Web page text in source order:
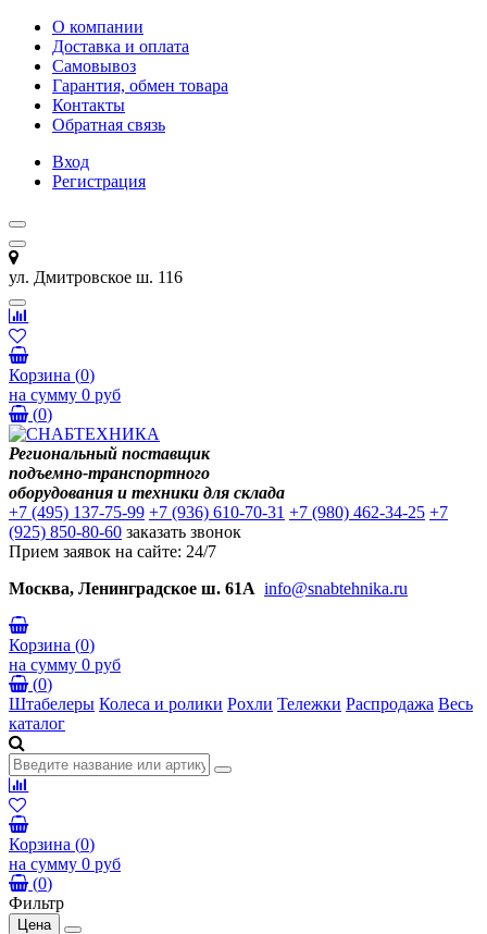
О компании
Доставка и оплата
Самовывоз
Гарантия, обмен товара
Контакты
Обратная связь
Вход
Регистрация
ул. Дмитровское ш. 116
Корзина (0)
на сумму 0 руб
(0)
Региональный поставщик
подъемно-транспортного
оборудования и техники для склада
+7 (495) 137-75-99 +7 (936) 610-70-31 +7 (980) 462-34-25 +7
(925) 850-80-60 заказать звонок
Прием заявок на сайте: 24/7
Москва, Ленинградское ш. 61А info@snabtehnika.ru
Корзина (0)
на сумму 0 руб
(0)
Штабелеры Колеса и ролики Рохли Тележки Распродажа Весь
каталог
Корзина (0)
на сумму 0 руб
(0)
Фильтр
Цена